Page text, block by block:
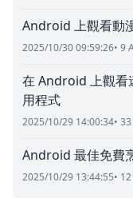
Android 上觀看動
2025/10/30 09:59:26• 9
在 Android 上觀看
用程式
2025/10/29 14:00:34•
Android 最佳免費
2025/10/29 13:44:55•